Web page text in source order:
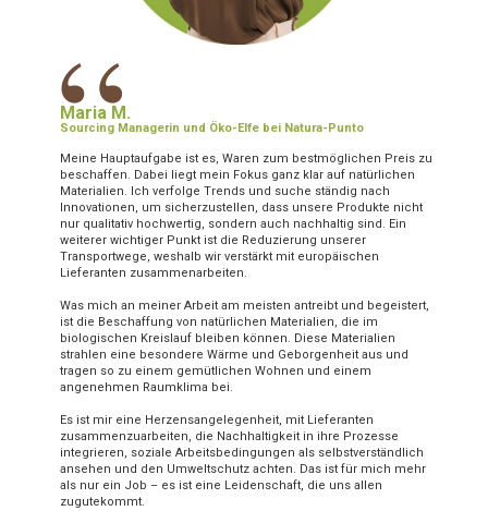
“
Maria M.
Sourcing Managerin und Öko-Elfe bei Natura-Punto
Meine Hauptaufgabe ist es, Waren zum bestmöglichen Preis zu
beschaffen. Dabei liegt mein Fokus ganz klar auf natürlichen
Materialien. Ich verfolge Trends und suche ständig nach
Innovationen, um sicherzustellen, dass unsere Produkte nicht
nur qualitativ hochwertig, sondern auch nachhaltig sind. Ein
weiterer wichtiger Punkt ist die Reduzierung unserer
Transportwege, weshalb wir verstärkt mit europäischen
Lieferanten zusammenarbeiten.
Was mich an meiner Arbeit am meisten antreibt und begeistert,
ist die Beschaffung von natürlichen Materialien, die im
biologischen Kreislauf bleiben können. Diese Materialien
strahlen eine besondere Wärme und Geborgenheit aus und
tragen so zu einem gemütlichen Wohnen und einem
angenehmen Raumklima bei.
Es ist mir eine Herzensangelegenheit, mit Lieferanten
zusammenzuarbeiten, die Nachhaltigkeit in ihre Prozesse
integrieren, soziale Arbeitsbedingungen als selbstverständlich
ansehen und den Umweltschutz achten. Das ist für mich mehr
als nur ein Job – es ist eine Leidenschaft, die uns allen
zugutekommt.